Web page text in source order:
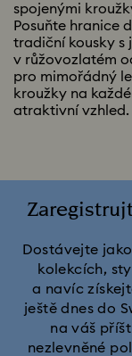
spojenými
Posuňte hranice
tradiční kousky s
v růžovozlatém
pro mimořádný
kroužky na
atraktivní vzhled.
Dostávejte
kolekcích,
a navíc
ještě dnes do
na váš
nezlevněné